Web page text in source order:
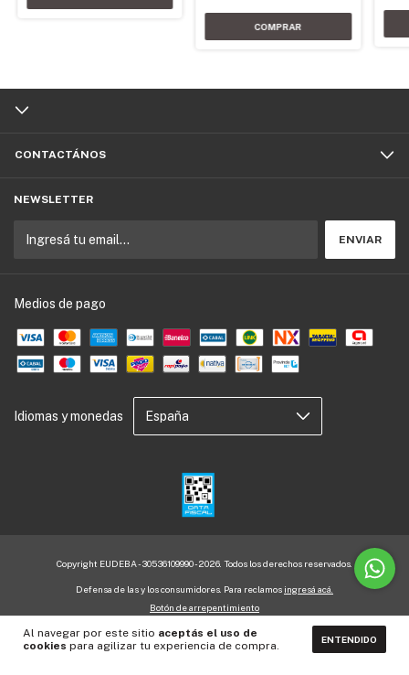
Al navegar por este sitio aceptás el uso de
cookies para agilizar tu experiencia de compra. ENTENDIDO
CONTACTÁNOS
NEWSLETTER
Medios de pago
Idiomas y monedas
Copyright EUDEBA - 30536109990 - 2026. Todos los derechos reservados.
Defensa de las y los consumidores. Para reclamos ingresá acá.
Botón de arrepentimiento